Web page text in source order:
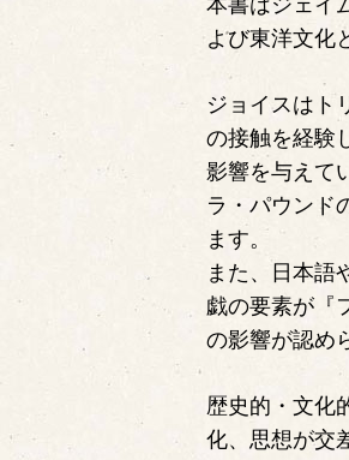
本書はジェイ
よび東洋文化
ジョイスはト
の接触を経験
影響を与えて
ラ・パウンド
ます。
また、日本語
戯の要素が『
の影響が認め
歴史的・文化
化、思想が交